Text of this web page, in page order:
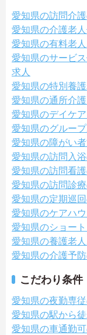
愛知県の訪問介
愛知県の介護老
愛知県の有料老
愛知県のサービ
求人
愛知県の特別養
愛知県の通所介
愛知県のデイケ
愛知県のグルー
愛知県の障がい
愛知県の訪問入
愛知県の訪問看
愛知県の訪問診
愛知県の定期巡
愛知県のケアハ
愛知県のショー
愛知県の養護老
愛知県の介護予
こだわり条件
愛知県の夜勤専
愛知県の駅から
愛知県の車通勤